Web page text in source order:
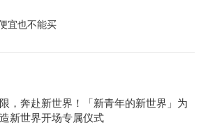
宜也不能买
，奔赴新世界！「新青年的新世界」为
新世界开场专属仪式